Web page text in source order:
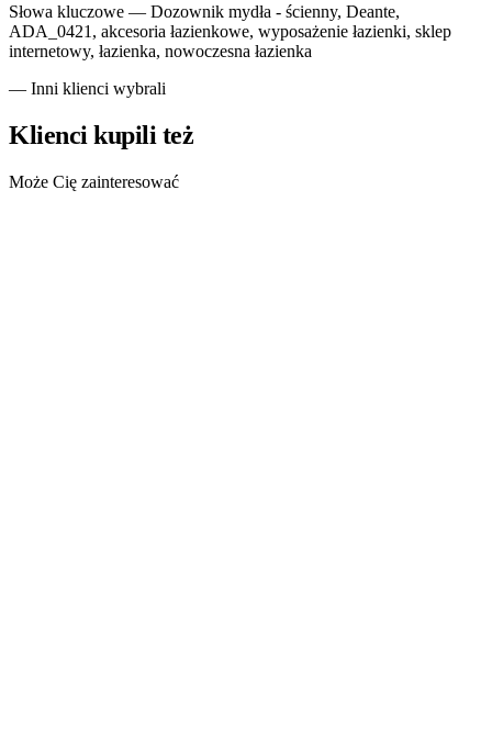
Słowa kluczowe — Dozownik mydła - ścienny, Deante,
ADA_0421, akcesoria łazienkowe, wyposażenie łazienki, sklep
internetowy, łazienka, nowoczesna łazienka
— Inni klienci wybrali
Klienci kupili też
Może Cię zainteresować